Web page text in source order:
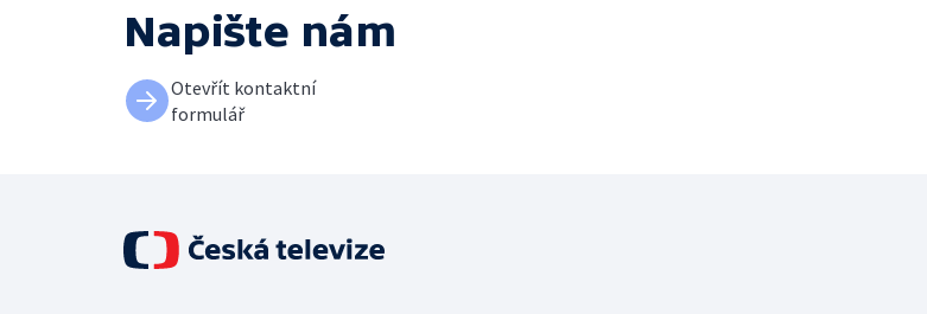
Napište nám
Otevřít kontaktní
formulář